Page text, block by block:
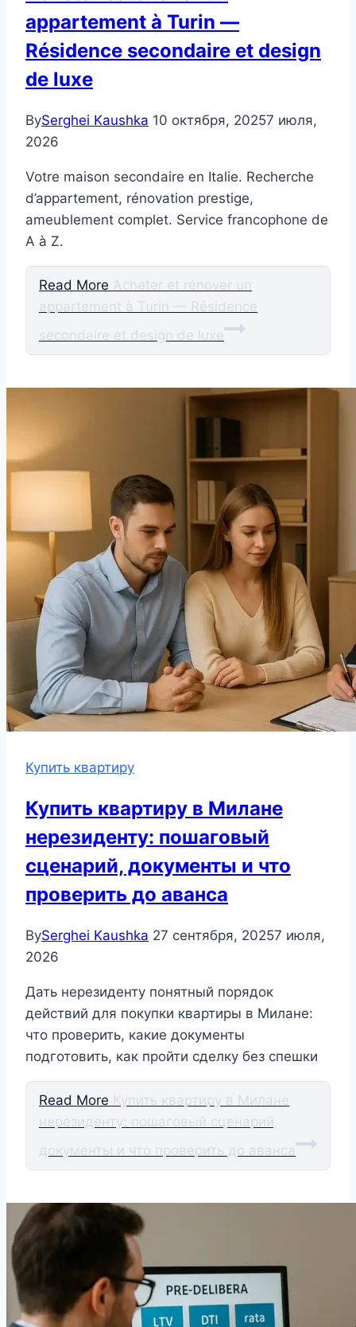
appartement à Turin —
Résidence secondaire et design
de luxe
BySerghei Kaushka 10 октября, 20257 июля,
2026
Votre maison secondaire en Italie. Recherche
d’appartement, rénovation prestige,
ameublement complet. Service francophone de
A à Z.
Read More Acheter et rénover un
appartement à Turin — Résidence
secondaire et design de luxe
Купить квартиру
Купить квартиру в Милане
нерезиденту: пошаговый
сценарий, документы и что
проверить до аванса
BySerghei Kaushka 27 сентября, 20257 июля,
2026
Дать нерезиденту понятный порядок
действий для покупки квартиры в Милане:
что проверить, какие документы
подготовить, как пройти сделку без спешки
Read More Купить квартиру в Милане
нерезиденту: пошаговый сценарий,
документы и что проверить до аванса